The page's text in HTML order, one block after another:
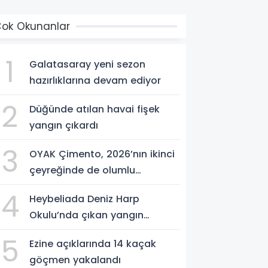
Okunanlar
1
Galatasaray yeni sezon
hazırlıklarına devam ediyor
2
Düğünde atılan havai fişek
yangın çıkardı
3
OYAK Çimento, 2026’nın ikinci
çeyreğinde de olumlu
4
Heybeliada Deniz Harp
Okulu’nda çıkan yangın
5
Ezine açıklarında 14 kaçak
göçmen yakalandı